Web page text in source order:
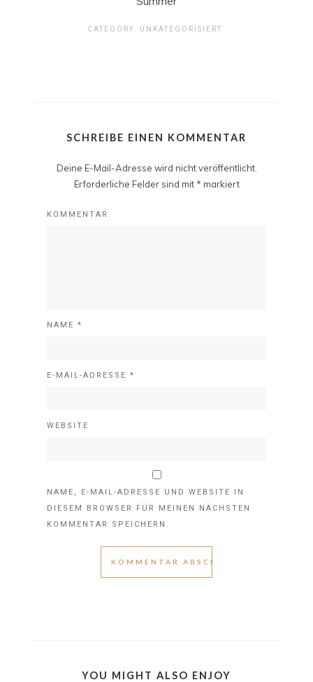
CATEGORY: UNKATEGORISIERT
SCHREIBE EINEN KOMMENTAR
Deine E-Mail-Adresse wird nicht veröffentlicht.
Erforderliche Felder sind mit * markiert
KOMMENTAR
NAME *
E-MAIL-ADRESSE *
WEBSITE
NAME, E-MAIL-ADRESSE UND WEBSITE IN
DIESEM BROWSER FÜR MEINEN NÄCHSTEN
KOMMENTAR SPEICHERN.
YOU MIGHT ALSO ENJOY